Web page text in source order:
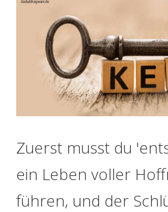
Zuerst musst du
ein Leben voller
führen, und der